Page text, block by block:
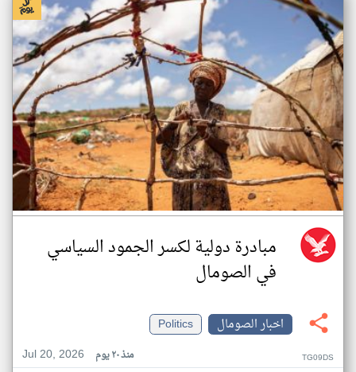
مبادرة دولية لكسر الجمود السياسي
في الصومال
اخبار الصومال
Politics
Jul 20, 2026
منذ ٢٠ يوم TG09DS